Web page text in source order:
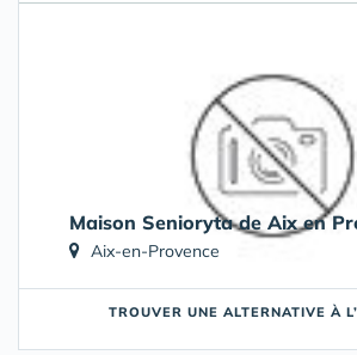
Maison Senioryta de Aix en
Aix-en-Provence
TROUVER UNE ALTERNATIVE À